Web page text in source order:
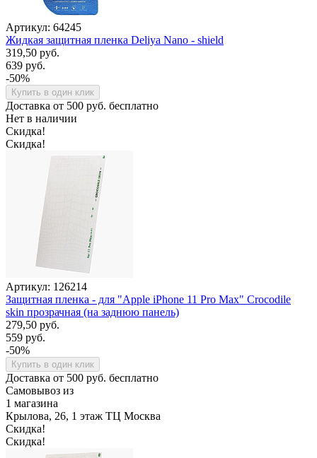
Артикул: 64245
Жидкая защитная пленка Deliya Nano - shield
319,50 руб.
639 руб.
-50%
Купить в один клик
Доставка от 500 руб. бесплатно
Нет в наличии
Скидка!
Скидка!
Артикул: 126214
Защитная пленка - для "Apple iPhone 11 Pro Max" Crocodile
skin прозрачная (на заднюю панель)
279,50 руб.
559 руб.
-50%
Купить в один клик
Доставка от 500 руб. бесплатно
Самовывоз из
1 магазина
Крылова, 26, 1 этаж ТЦ Москва
Скидка!
Скидка!